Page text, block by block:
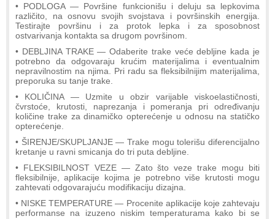
• PODLOGA — Površine funkcionišu i deluju sa lepkovima
različito, na osnovu svojih svojstava i površinskih energija.
Testirajte površinu i za protok lepka i za sposobnost
ostvarivanja kontakta sa drugom površinom.
• DEBLJINA TRAKE — Odaberite trake veće debljine kada je
potrebno da odgovaraju krućim materijalima i eventualnim
nepravilnostim na njima. Pri radu sa fleksibilnijim materijalima,
preporuka su tanje trake.
• KOLIČINA — Uzmite u obzir varijable viskoelastičnosti,
čvrstoće, krutosti, naprezanja i pomeranja pri određivanju
količine trake za dinamičko opterećenje u odnosu na statičko
opterećenje.
• ŠIRENJE/SKUPLJANJE — Trake mogu tolerišu diferencijalno
kretanje u ravni smicanja do tri puta debljine.
• FLEKSIBILNOST VEZE — Zato što veze trake mogu biti
fleksibilnije, aplikacije kojima je potrebno više krutosti mogu
zahtevati odgovarajuću modifikaciju dizajna.
• NISKE TEMPERATURE — Procenite aplikacije koje zahtevaju
performanse na izuzeno niskim temperaturama kako bi se